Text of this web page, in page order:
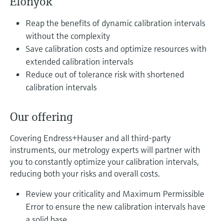
Device Viewer
Find product-specific information and
documentation
Pótalkatrészek keresése
Pótalkatrészek keresése termékcsalád,
rendelési kód vagy sorozatszám alapján
Level measurement with pressure
Összes megtekintése
Összes megtekintése
transparency
Reap the benefits of dynamic calibration intervals
without the complexity
Save calibration costs and optimize resources with
extended calibration intervals
Reduce out of tolerance risk with shortened
calibration intervals
Our offering
Covering Endress+Hauser and all third-party
instruments, our metrology experts will partner with
you to constantly optimize your calibration intervals,
reducing both your risks and overall costs.
Review your criticality and Maximum Permissible
Error to ensure the new calibration intervals have